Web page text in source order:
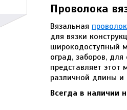
Проволока
Вязальная
для вязки
широкодоступный
оград, заборов,
представляет этот
различной длины и
Всегда в наличии